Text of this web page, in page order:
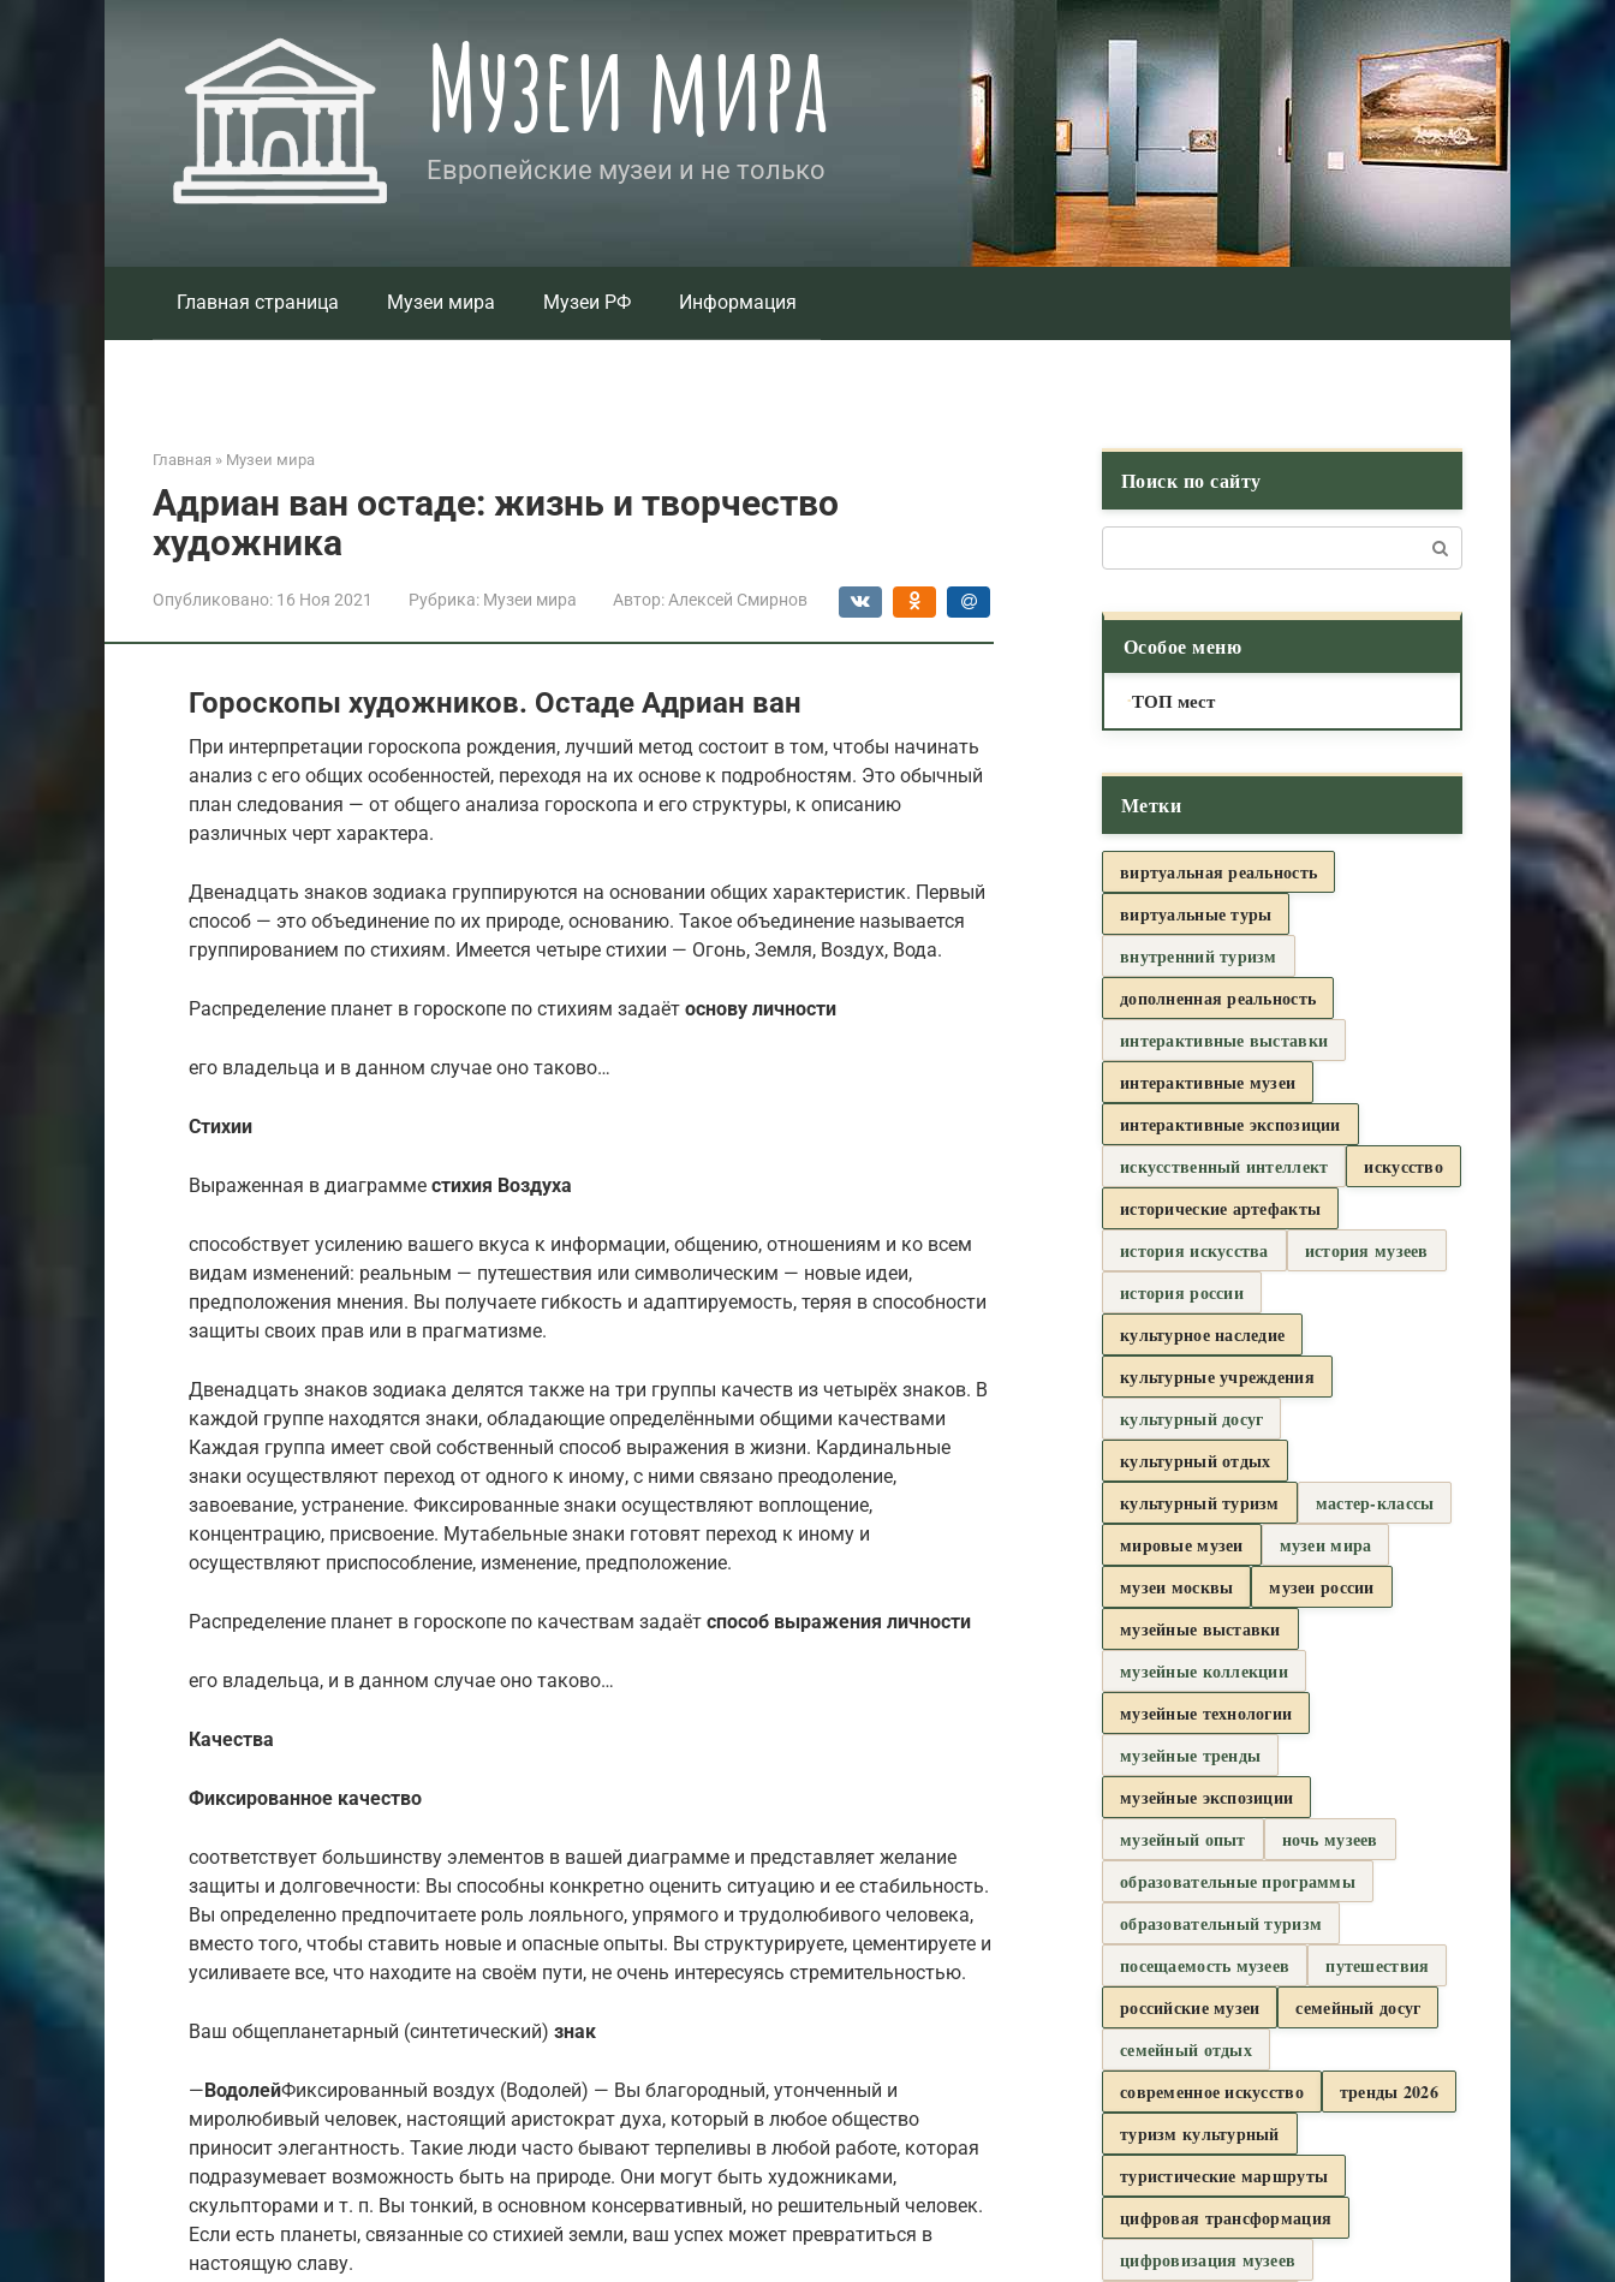
Музеи мира
Европейские музеи и не только
Главная страница Музеи мира Музеи РФ Информация
Главная » Музеи мира
Адриан ван остаде: жизнь и творчество
художника
Опубликовано: 16 Ноя 2021 Рубрика: Музеи мира Автор: Алексей Смирнов
Гороскопы художников. Остаде Адриан ван
При интерпретации гороскопа рождения, лучший метод состоит в том, чтобы начинать
анализ с его общих особенностей, переходя на их основе к подробностям. Это обычный
план следования — от общего анализа гороскопа и его структуры, к описанию
различных черт характера.
Двенадцать знаков зодиака группируются на основании общих характеристик. Первый
способ — это объединение по их природе, основанию. Такое объединение называется
группированием по стихиям. Имеется четыре стихии — Огонь, Земля, Воздух, Вода.
Распределение планет в гороскопе по стихиям задаёт основу личности
его владельца и в данном случае оно таково…
Стихии
Выраженная в диаграмме стихия Воздуха
способствует усилению вашего вкуса к информации, общению, отношениям и ко всем
видам изменений: реальным — путешествия или символическим — новые идеи,
предположения мнения. Вы получаете гибкость и адаптируемость, теряя в способности
защиты своих прав или в прагматизме.
Двенадцать знаков зодиака делятся также на три группы качеств из четырёх знаков. В
каждой группе находятся знаки, обладающие определёнными общими качествами
Каждая группа имеет свой собственный способ выражения в жизни. Кардинальные
знаки осуществляют переход от одного к иному, с ними связано преодоление,
завоевание, устранение. Фиксированные знаки осуществляют воплощение,
концентрацию, присвоение. Мутабельные знаки готовят переход к иному и
осуществляют приспособление, изменение, предположение.
Распределение планет в гороскопе по качествам задаёт способ выражения личности
его владельца, и в данном случае оно таково…
Качества
Фиксированное качество
соответствует большинству элементов в вашей диаграмме и представляет желание
защиты и долговечности: Вы способны конкретно оценить ситуацию и ее стабильность.
Вы определенно предпочитаете роль лояльного, упрямого и трудолюбивого человека,
вместо того, чтобы ставить новые и опасные опыты. Вы структурируете, цементируете и
усиливаете все, что находите на своём пути, не очень интересуясь стремительностью.
Ваш общепланетарный (синтетический) знак
—ВодолейФиксированный воздух (Водолей) — Вы благородный, утонченный и
миролюбивый человек, настоящий аристократ духа, который в любое общество
приносит элегантность. Такие люди часто бывают терпеливы в любой работе, которая
подразумевает возможность быть на природе. Они могут быть художниками,
скульпторами и т. п. Вы тонкий, в основном консервативный, но решительный человек.
Если есть планеты, связанные со стихией земли, ваш успех может превратиться в
настоящую славу.
Поиск по сайту
Особое меню
ТОП мест
Метки
виртуальная реальность
виртуальные туры
внутренний туризм
дополненная реальность
интерактивные выставки
интерактивные музеи
интерактивные экспозиции
искусственный интеллект
искусство
исторические артефакты
история искусства
история музеев
история россии
культурное наследие
культурные учреждения
культурный досуг
культурный отдых
культурный туризм
мастер-классы
мировые музеи
музеи мира
музеи москвы
музеи россии
музейные выставки
музейные коллекции
музейные технологии
музейные тренды
музейные экспозиции
музейный опыт
ночь музеев
образовательные программы
образовательный туризм
посещаемость музеев
путешествия
российские музеи
семейный досуг
семейный отдых
современное искусство
тренды 2026
туризм культурный
туристические маршруты
цифровая трансформация
цифровизация музеев